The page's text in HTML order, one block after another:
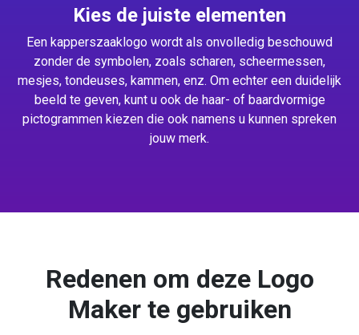
Kies de juiste elementen
Een kapperszaaklogo wordt als onvolledig beschouwd
zonder de symbolen, zoals scharen, scheermessen,
mesjes, tondeuses, kammen, enz. Om echter een duidelijk
beeld te geven, kunt u ook de haar- of baardvormige
pictogrammen kiezen die ook namens u kunnen spreken
jouw merk.
Redenen om deze Logo
Maker te gebruiken